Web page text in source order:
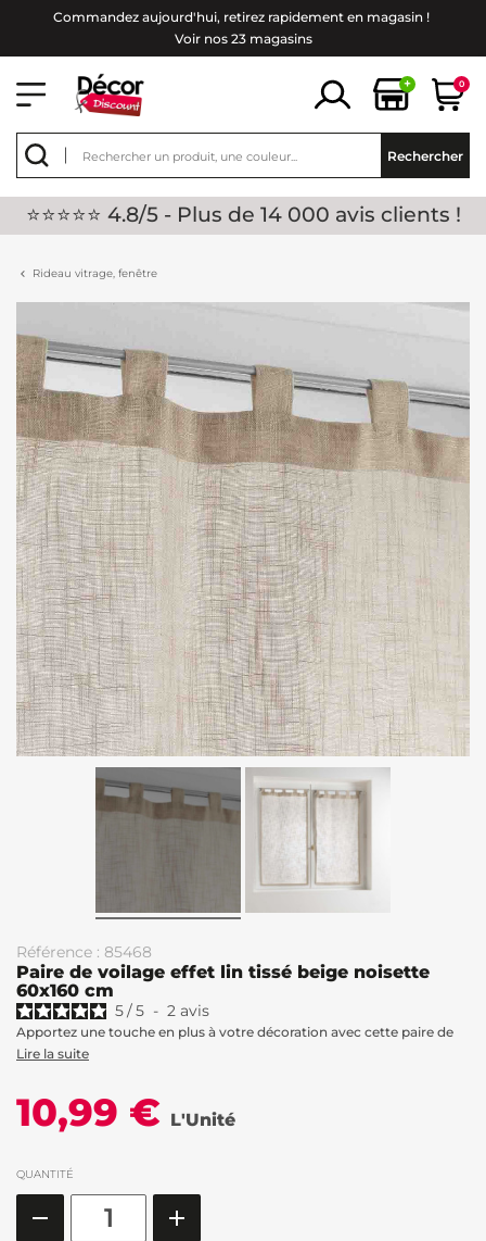
Commandez aujourd'hui, retirez rapidement en magasin !
Voir nos 23 magasins
+ 0
Rechercher
⭐⭐⭐⭐⭐ 4.8/5 - Plus de 14 000 avis clients !
Rideau vitrage, fenêtre
Référence : 85468
Paire de voilage effet lin tissé beige noisette
60x160 cm
5/5 - 2 avis
Apportez une touche en plus à votre décoration avec cette paire de
Lire la suite
10,99 € L'Unité
QUANTITÉ